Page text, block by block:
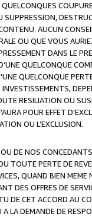
AUCUN
OU QUE VOUS
DANS LE
QUELCONQUE
QUELCONQUE
RESILIATION OU
POUR EFFET
OU L’EXCLUSION.
DE NOS
TOUTE PERTE DE
QUAND BIEN
DES OFFRES DE
DE CET ACCORD AU
LA DEMANDE DE